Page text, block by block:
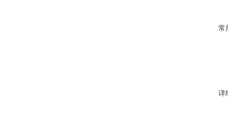
常
详